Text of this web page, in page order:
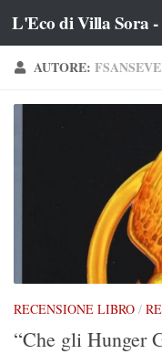
Salta al contenuto
L'Eco di Villa Sora -
AUTORE:
RECENSIONE LIBRO /
“Che gli Hunger